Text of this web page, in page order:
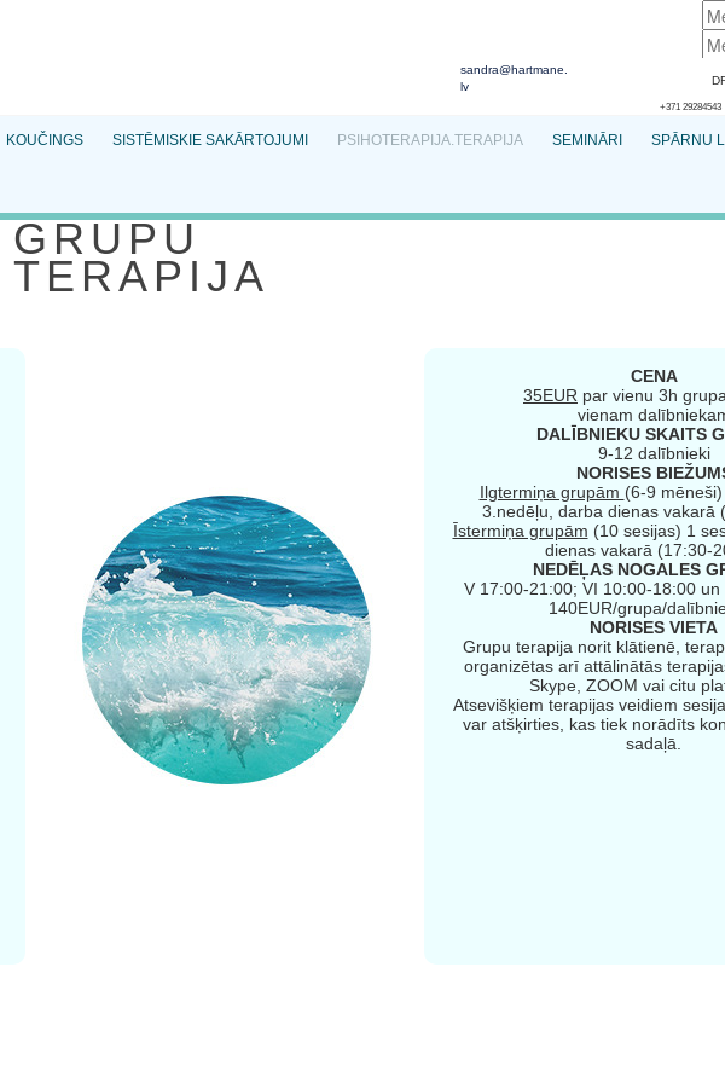
sandra@hartmane.
lv
+371 29284543
KOUČINGS SISTĒMISKIE SAKĀRTOJUMI PSIHOTERAPIJA.TERAPIJA SEMINĀRI SPĀRNU
GRUPU
TERAPIJA
CENA
35EUR par vienu 3h
vienam
DALĪBNIEKU SKAITS
9-12 dalībnieki
NORISES
Ilgtermiņa grupām (6-9
3.nedēļu, darba dienas vakarā
Īstermiņa grupām (10 sesijas) 1
dienas vakarā (17:30-
NEDĒĻAS NOGALES
V 17:00-21:00; VI 10:00-18:00
140EUR/grupa/
NORISES VIETA
Grupu terapija norit klātienē,
organizētas arī attālinātās
Skype, ZOOM vai citu
Atsevišķiem terapijas veidiem
var atšķirties, kas tiek norādīts
sadaļā.